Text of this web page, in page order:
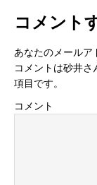
コメント
あなたのメールア
コメントは砂井
項目です。
コメント